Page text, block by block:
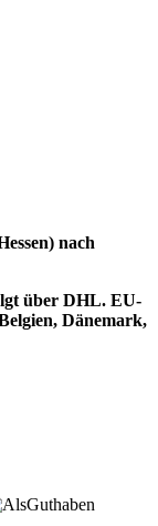
nach
über DHL. EU-
Dänemark,